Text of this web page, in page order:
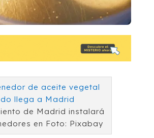
de Madrid instalará
en Foto: Pixabay